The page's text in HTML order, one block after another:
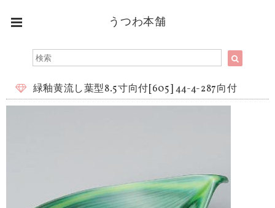
うつわ本舗
緑釉黄流し葉型8.5寸向付[605] 44-4-287向付